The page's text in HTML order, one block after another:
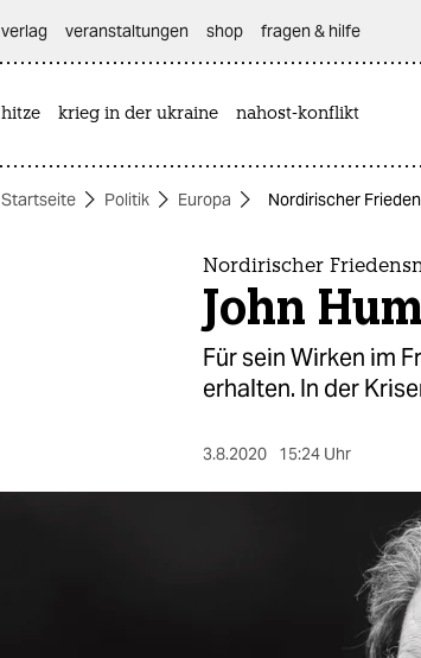
themen
verlag
veranstaltungen shop fragen & hilfe
hitze krieg in der ukraine nahost-konflikt
Startseite Politik Europa Nordirischer
Nordirischer
John
Für sein Wirken im
erhalten. In der
3.8.2020 15:24 Uhr